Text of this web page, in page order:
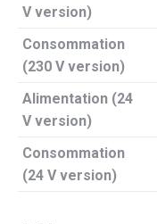
V version)
Consommation
(230 V version)
Alimentation (24
V version)
Consommation
(24 V version)